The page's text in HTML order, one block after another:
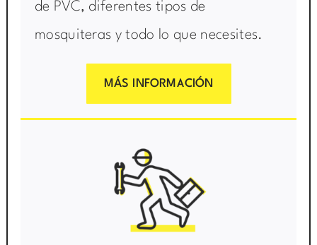
de PVC, diferentes tipos de
mosquiteras y todo lo que necesites.
MÁS INFORMACIÓN